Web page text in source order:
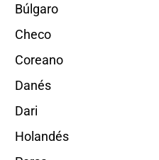
Búlgaro
Checo
Coreano
Danés
Dari
Holandés